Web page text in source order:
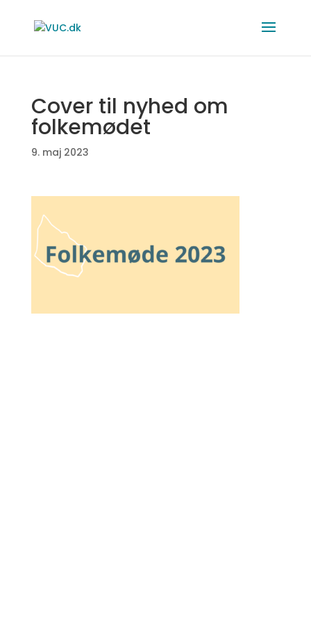
Cover til nyhed om
folkemødet
9. maj 2023